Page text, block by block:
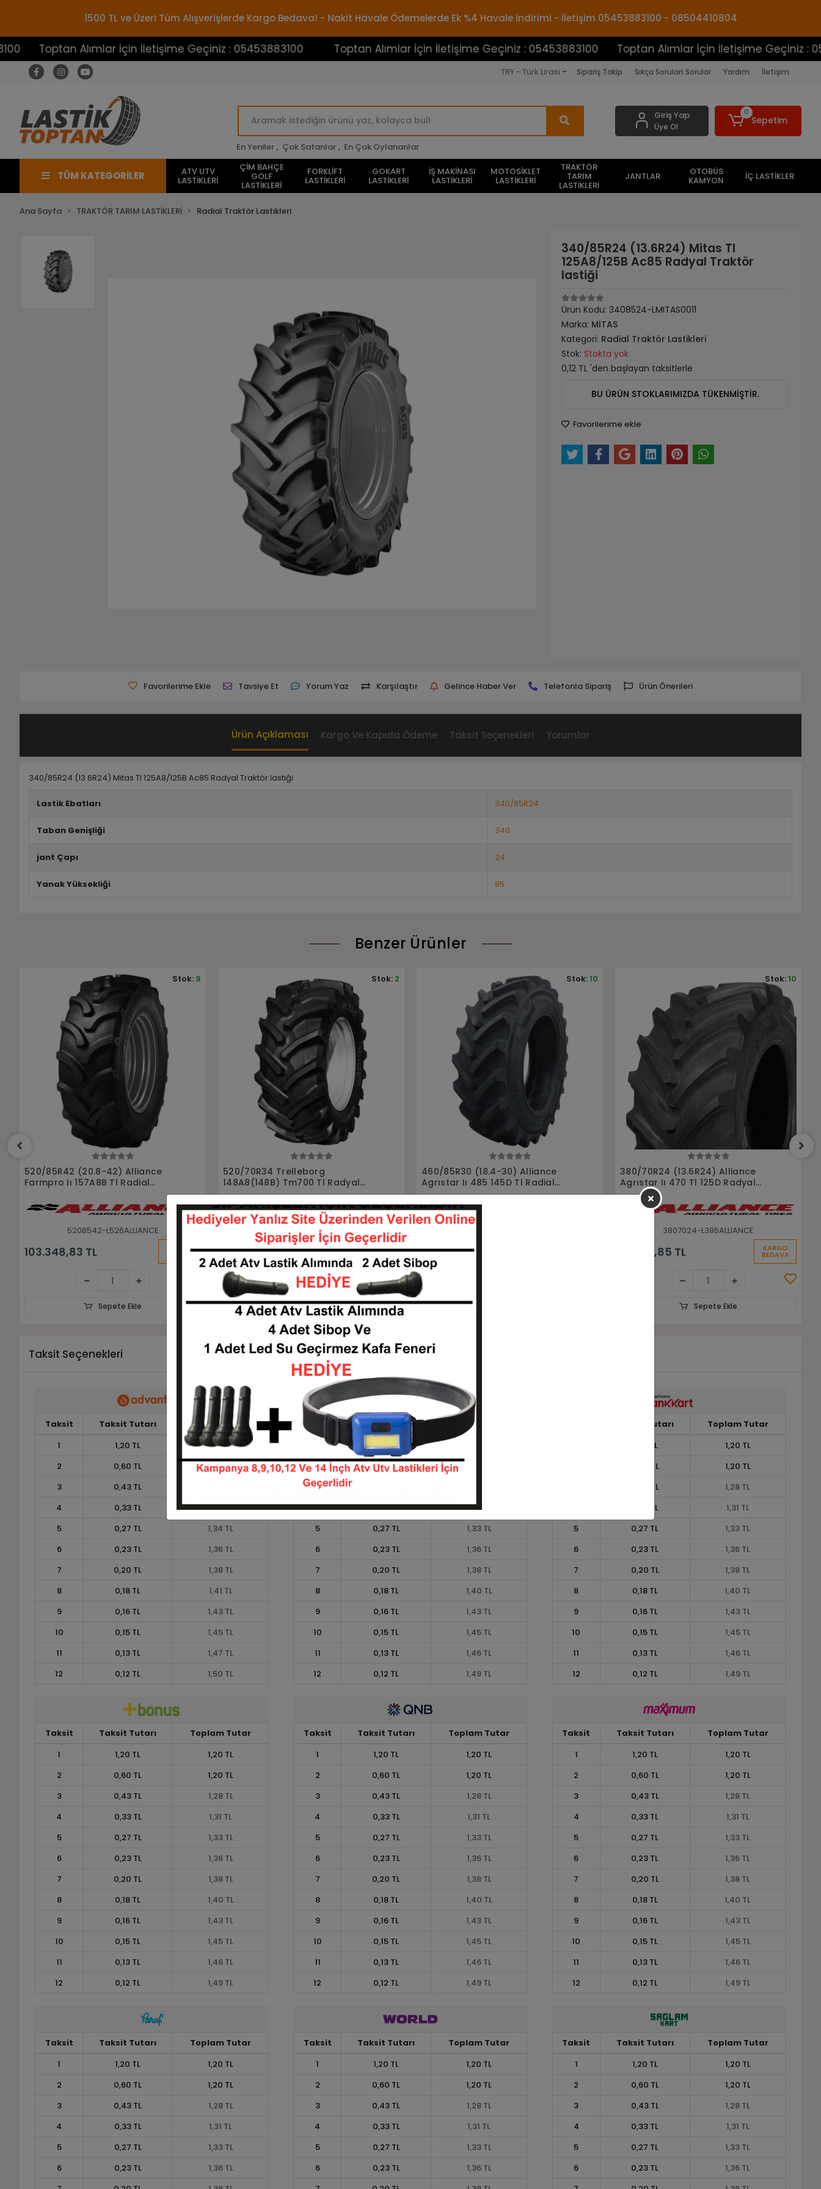
1500 TL ve Üzeri Tüm Alışverişlerde Kargo Bedava! - Nakit Havale Ödemelerde Ek %4 Havale İndirimi - İletişim 05453883100 - 08504410804
Alımlar İçin İletişime Geçiniz : 05453883100 Toptan Alımlar İçin İletişime Geçiniz : 05453883100 Toptan Alımlar İçin İletişime Geçiniz :
TRY - Türk Lirası Sipariş Takip Sıkça Sorulan Sorular Yardım İletişim
En Yeniler , Çok Satanlar , En Çok Oylananlar
Giriş Yap
Üye Ol
0
Sepetim
TÜM KATEGORİLER ATV UTV
LASTİKLERİ
ÇİM BAHÇE
GOLF
LASTİKLERİ
FORKLİFT
LASTİKLERİ
GOKART
LASTİKLERİ
İŞ MAKİNASI
LASTİKLERİ
MOTOSİKLET
LASTİKLERİ
TRAKTÖR
TARIM
LASTİKLERİ
JANTLAR OTOBÜS
KAMYON İÇ LASTİKLER
Ana Sayfa TRAKTÖR TARIM LASTİKLERİ Radial Traktör Lastikleri
340/85R24 (13.6R24) Mitas Tl
125A8/125B Ac85 Radyal Traktör
lastiği
Ürün Kodu:3408524-LMITAS0011
Marka: MİTAS
Kategori: Radial Traktör Lastikleri
Stok: Stokta yok
0,12 TL 'den başlayan taksitlerle
BU ÜRÜN STOKLARIMIZDA TÜKENMİŞTİR.
Favorilerime ekle
Favorilerime Ekle Tavsiye Et Yorum Yaz Karşılaştır Gelince Haber Ver Telefonla Sipariş Ürün Önerileri
Ürün Açıklaması Kargo Ve Kapıda Ödeme Taksit Seçenekleri Yorumlar
340/85R24 (13.6R24) Mitas Tl 125A8/125B Ac85 Radyal Traktör lastiği
Lastik Ebatları 340/85R24
Taban Genişliği 340
jant Çapı 24
Yanak Yüksekliği 85
Benzer Ürünler
Sepete Ekle
520/70R34 Trelleborg
148A8(148B) Tm700 Tl Radyal
5207034-LTRELLEBORG0052
93.732,00 TL KARGO
BEDAVA
Stok: 2
Sepete Ekle
460/85R30 (18.4-30) Alliance
Agrıstar Iı 485 145D Tl Radial
Traktör lastiği
4608530-L468ALLIANCE
65.300,52 TL KARGO
BEDAVA
Stok:10
Sepete Ekle
Sepete Ekle
380/70R24 (13.6R24) Alliance
Agrıstar Iı 470 Tl 125D Radyal
Traktör lastiği
36.021,85 TL
Stok:10
Sepete Ekle
320/70R24 (11.2-24 ) Alliance
Agrıstar Iı 470 Tl 116D Radyal
Traktör Lastiği
3207024-L396ALLIANCE
25.945,51 TL KARGO
BEDAVA
Stok:10
Sepete Ekle
Taksit Seçenekleri
Taksit Taksit Tutarı
Toplam Tutar
1
1,20 TL
1,20 TL
2
0,60 TL
1,20 TL
3
0,43 TL
4
0,33 TL
1,32 TL
5
0,27 TL
1,34 TL
6
0,23 TL
1,36 TL
7
0,20 TL
1,38 TL
8
0,18 TL
1,41 TL
9
0,16 TL
1,43 TL
10
0,15 TL
1,45 TL
11
0,13 TL
1,47 TL
12
0,12 TL 1,50 TL
Taksit Taksit Tutarı
Toplam Tutar
1,20 TL
2
0,60 TL
3
4
0,33 TL
1,31 TL
5
0,27 TL
1,33 TL
6
0,23 TL
1,36 TL
7
0,20 TL
1,38 TL
8
0,18 TL
1,40 TL
9
0,16 TL
1,43 TL
10
0,15 TL
1,45 TL
11
0,13 TL
1,46 TL
12
0,12 TL 1,49 TL
Taksit Tutarı
Toplam Tutar
1,20 TL
1,20 TL
0,60 TL
1,20 TL
0,43 TL
1,28 TL
0,33 TL
1,31 TL
5
0,27 TL
1,33 TL
6
0,23 TL
1,36 TL
7
0,20 TL
1,38 TL
8
0,18 TL
1,40 TL
9
0,16 TL
1,43 TL
10
0,15 TL
1,45 TL
11
0,13 TL
1,46 TL
12
0,12 TL 1,49 TL
Taksit Taksit Tutarı
Toplam Tutar
1
1,20 TL
1,20 TL
2
0,60 TL
1,20 TL
3
0,43 TL
1,28 TL
4
0,33 TL
1,31 TL
5
0,27 TL
1,33 TL
6
0,23 TL
1,36 TL
7
0,20 TL
1,38 TL
8
0,18 TL
1,40 TL
9
0,16 TL
1,43 TL
10
0,15 TL
1,45 TL
11
0,13 TL
1,46 TL
12
0,12 TL 1,49 TL
Taksit Taksit Tutarı
Toplam Tutar
1
1,20 TL
1,20 TL
2
0,60 TL
1,20 TL
3
0,43 TL
1,28 TL
4
0,33 TL
1,31 TL
5
0,27 TL
1,33 TL
6
0,23 TL
1,36 TL
7
0,20 TL
1,38 TL
8
0,18 TL
1,40 TL
9
0,16 TL
1,43 TL
10
0,15 TL
1,45 TL
11
0,13 TL
1,46 TL
12
0,12 TL 1,49 TL
Taksit Taksit Tutarı
Toplam Tutar
1
1,20 TL
1,20 TL
2
0,60 TL
1,20 TL
3
0,43 TL
1,28 TL
4
0,33 TL
1,31 TL
5
0,27 TL
1,33 TL
6
0,23 TL
1,36 TL
7
0,20 TL
1,38 TL
8
0,18 TL
1,40 TL
9
0,16 TL
1,43 TL
10
0,15 TL
1,45 TL
11
0,13 TL
1,46 TL
12
0,12 TL 1,49 TL
Taksit Taksit Tutarı
Toplam Tutar
1
1,20 TL
1,20 TL
2
0,60 TL
1,20 TL
3
0,43 TL
1,28 TL
4
0,33 TL
1,31 TL
5
0,27 TL
1,33 TL
6
0,23 TL
1,36 TL
Taksit Taksit Tutarı
Toplam Tutar
1
1,20 TL
1,20 TL
2
0,60 TL
1,20 TL
3
0,43 TL
1,28 TL
4
0,33 TL
1,31 TL
5
0,27 TL
1,33 TL
6
0,23 TL
1,36 TL
Taksit Taksit Tutarı
Toplam Tutar
1
1,20 TL
1,20 TL
2
0,60 TL
1,20 TL
3
0,43 TL
1,28 TL
4
0,33 TL
1,31 TL
5
0,27 TL
1,33 TL
6
0,23 TL
1,36 TL